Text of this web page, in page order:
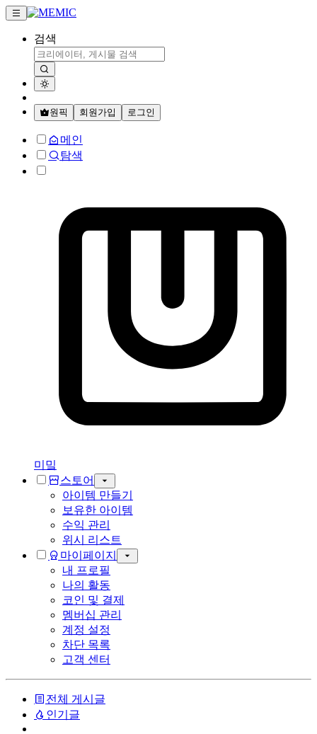
검색
원픽 회원가입 로그인
메인
탐색
미밐
스토어
아이템 만들기
보유한 아이템
수익 관리
위시 리스트
마이페이지
내 프로필
나의 활동
코인 및 결제
멤버십 관리
계정 설정
차단 목록
고객 센터
전체 게시글
인기글